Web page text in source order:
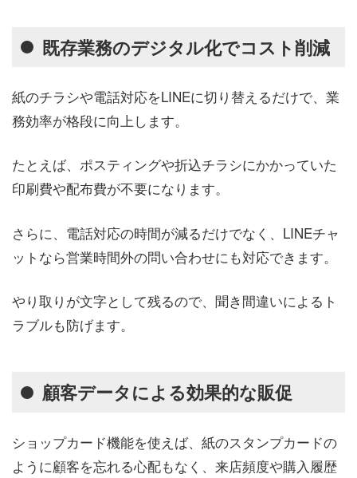
既存業務のデジタル化でコスト削減
紙のチラシや電話対応をLINEに切り替えるだけで、業
務効率が格段に向上します。
たとえば、ポスティングや折込チラシにかかっていた
印刷費や配布費が不要になります。
さらに、電話対応の時間が減るだけでなく、LINEチャ
ットなら営業時間外の問い合わせにも対応できます。
やり取りが文字として残るので、聞き間違いによるト
ラブルも防げます。
顧客データによる効果的な販促
ショップカード機能を使えば、紙のスタンプカードの
ように顧客を忘れる心配もなく、来店頻度や購入履歴